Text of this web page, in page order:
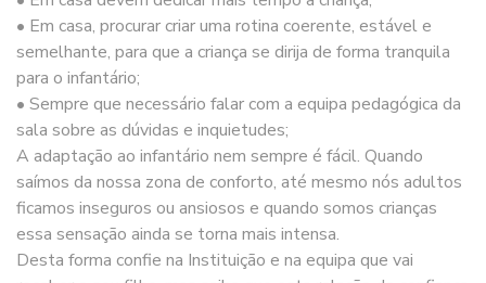
• Em casa, procurar criar uma rotina coerente, estável e
semelhante, para que a criança se dirija de forma tranquila
para o infantário;
• Sempre que necessário falar com a equipa pedagógica da
sala sobre as dúvidas e inquietudes;
A adaptação ao infantário nem sempre é fácil. Quando
saímos da nossa zona de conforto, até mesmo nós adultos
ficamos inseguros ou ansiosos e quando somos crianças
essa sensação ainda se torna mais intensa.
Desta forma confie na Instituição e na equipa que vai